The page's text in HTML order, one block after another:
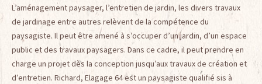
L’aménagement paysager, l’entretien de jardin, les divers travaux
de jardinage entre autres relèvent de la compétence du
paysagiste. Il peut être amené à s’occuper d’un jardin, d’un espace
public et des travaux paysagers. Dans ce cadre, il peut prendre en
charge un projet dès la conception jusqu’aux travaux de création et
d’entretien. Richard, Elagage 64 est un paysagiste qualifié sis à